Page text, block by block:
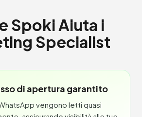
Spoki Aiuta i
Specialist
di apertura garantito
vengono letti quasi